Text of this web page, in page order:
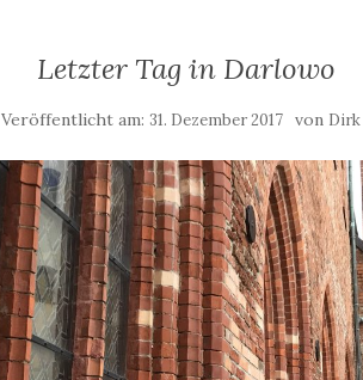
Letzter Tag in Darlowo
Veröffentlicht am: 31. Dezember 2017 von Dirk